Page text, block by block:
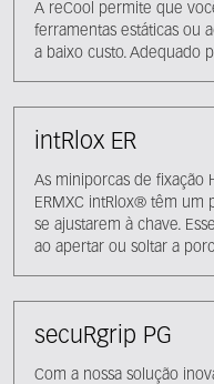
A reCool permite que
ferramentas estáticas ou
a baixo custo. Adequado
intRlox ER
As miniporcas de fixação
ERMXC intRlox® têm um
se ajustarem à chave.
ao apertar ou soltar a
secuRgrip PG
Com a nossa solução